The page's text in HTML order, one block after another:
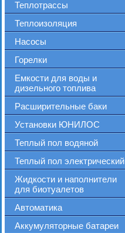
Теплотрассы
Теплоизоляция
Насосы
Горелки
Емкости для воды и
дизельного топлива
Расширительные баки
Установки ЮНИЛОС
Теплый пол водяной
Теплый пол электрический
Жидкости и наполнители
для биотуалетов
Автоматика
Аккумуляторные батареи